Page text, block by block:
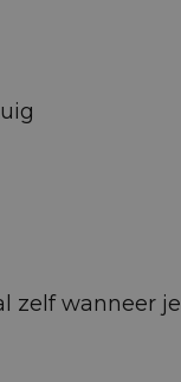
zelf wanneer